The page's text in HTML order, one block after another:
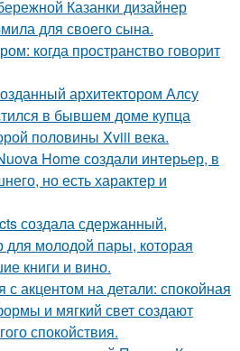
Казанки дизайнер
для своего сына.
когда пространство говорит
архитектором Алсу
в бывшем доме купца
половины Xviii века.
Home создали интерьер, в
но есть характер и
создала сдержанный,
молодой пары, которая
книги и вино.
акцентом на детали: спокойная
и мягкий свет создают
спокойствия.